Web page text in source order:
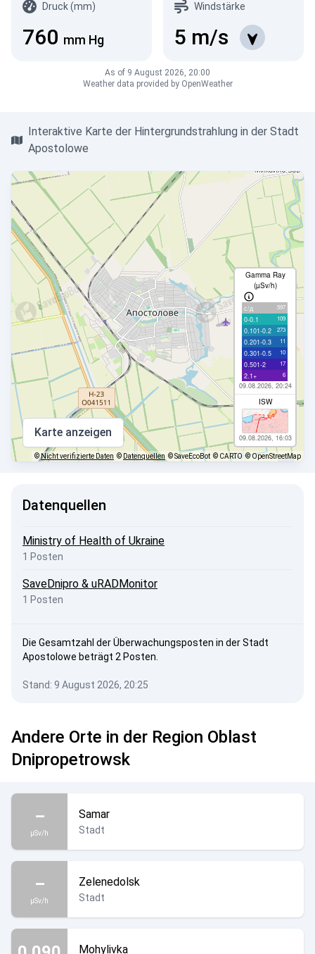
Druck (mm)
760 mm Hg
Windstärke
5 m/s
As of 9 August 2026, 20:00
Weather data provided by OpenWeather
Interaktive Karte der Hintergrundstrahlung in der Stadt
Apostolowe
Gamma Ray
(µSv/h)
с/д 597
0-0.1 109
0.101-0.2 273
0.201-0.3 11
0.301-0.5 10
0.501-2 17
2.1+ 6
09.08.2026, 20:24
ISW
09.08.2026, 16:03
Karte anzeigen
©Nicht verifizierte Daten © Datenquellen © SaveEcoBot © CARTO © OpenStreetMap
Datenquellen
Ministry of Health of Ukraine
1 Posten
SaveDnipro & uRADMonitor
1 Posten
Die Gesamtzahl der Überwachungsposten in der Stadt
Apostolowe beträgt 2 Posten.
Stand: 9 August 2026, 20:25
Andere Orte in der Region Oblast
Dnipropetrowsk
–
µSv/h
Samar
Stadt
–
µSv/h
Zelenedolsk
Stadt
Mohylivka